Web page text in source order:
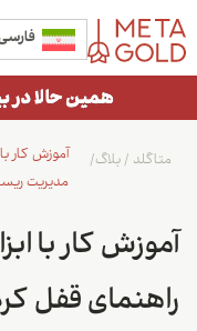
مدیریت
متاگلد /بلاگ/
راهنمای قفل